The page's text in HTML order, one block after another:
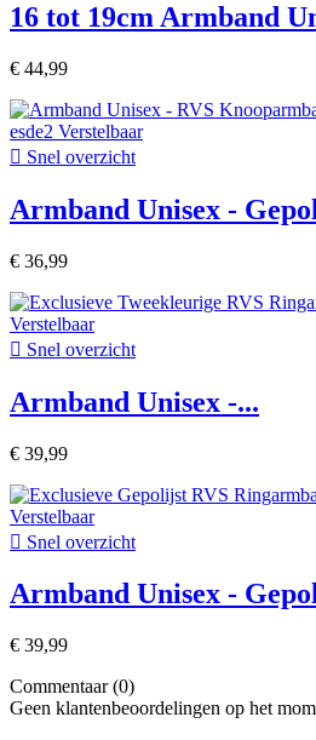
16 tot 19cm Armband
€ 44,99
 Snel overzicht
Armband Unisex -
€ 36,99
 Snel overzicht
Armband Unisex -...
€ 39,99
 Snel overzicht
Armband Unisex -
€ 39,99
Commentaar (0)
Geen klantenbeoordelingen op het